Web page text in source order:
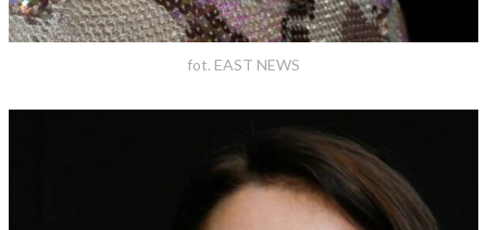
fot. EAST NEWS